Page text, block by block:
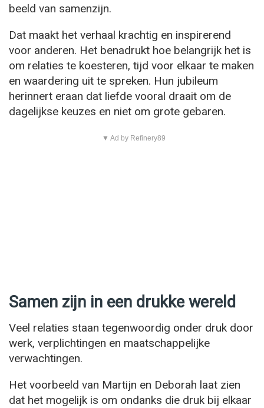
beeld van samenzijn.
Dat maakt het verhaal krachtig en inspirerend
voor anderen. Het benadrukt hoe belangrijk het is
om relaties te koesteren, tijd voor elkaar te maken
en waardering uit te spreken. Hun jubileum
herinnert eraan dat liefde vooral draait om de
dagelijkse keuzes en niet om grote gebaren.
▼ Ad by Refinery89
Samen zijn in een drukke wereld
Veel relaties staan tegenwoordig onder druk door
werk, verplichtingen en maatschappelijke
verwachtingen.
Het voorbeeld van Martijn en Deborah laat zien
dat het mogelijk is om ondanks die druk bij elkaar